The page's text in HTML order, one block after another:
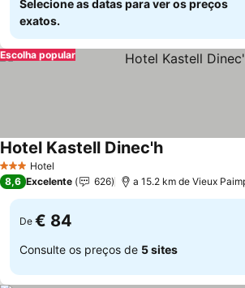
Selecione as datas para ver os preços
exatos.
Escolha popular
3 EstrelasHotel
Hotel Kastell Dinec'h
8,6 Excelente 626 a 15.2 km de Vieux
De € 84
Consulte os preços de 5 sites